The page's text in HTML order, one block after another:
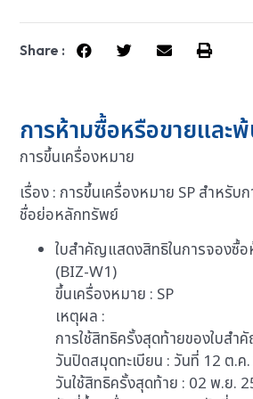
Share :
การห้ามซื้อหรือขายและ
การขึ้นเครื่องหมาย
เรื่อง : การขึ้นเครื่องหมาย SP สำหรับ
ชื่อย่อหลักทรัพย์
ใบสำคัญแสดงสิทธิในการจองซื้
(BIZ-W1)
ขึ้นเครื่องหมาย : SP
เหตุผล :
การใช้สิทธิครั้งสุดท้ายของใบส
วันปิดสมุดทะเบียน : วันที่ 12 ต.
วันใช้สิทธิครั้งสุดท้าย : 02 พ.ย.